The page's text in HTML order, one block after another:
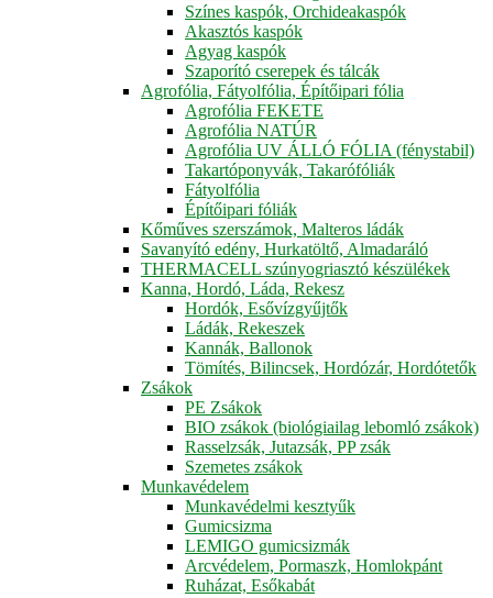
Színes kaspók, Orchideakaspók
Akasztós kaspók
Agyag kaspók
Szaporító cserepek és tálcák
Agrofólia, Fátyolfólia, Építőipari fólia
Agrofólia FEKETE
Agrofólia NATÚR
Agrofólia UV ÁLLÓ FÓLIA (fénystabil)
Takartóponyvák, Takarófóliák
Fátyolfólia
Építőipari fóliák
Kőműves szerszámok, Malteros ládák
Savanyító edény, Hurkatöltő, Almadaráló
THERMACELL szúnyogriasztó készülékek
Kanna, Hordó, Láda, Rekesz
Hordók, Esővízgyűjtők
Ládák, Rekeszek
Kannák, Ballonok
Tömítés, Bilincsek, Hordózár, Hordótetők
Zsákok
PE Zsákok
BIO zsákok (biológiailag lebomló zsákok)
Rasselzsák, Jutazsák, PP zsák
Szemetes zsákok
Munkavédelem
Munkavédelmi kesztyűk
Gumicsizma
LEMIGO gumicsizmák
Arcvédelem, Pormaszk, Homlokpánt
Ruházat, Esőkabát